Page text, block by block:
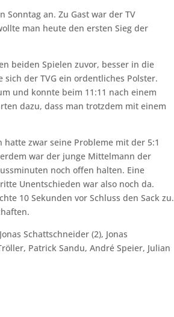
an. Zu Gast war der TV
man heute den ersten Sieg der
beiden Spielen zuvor, besser in die
der TVG ein ordentliches Polster.
und konnte beim 11:11 nach einem
dazu, dass man trotzdem mit einem
zwar seine Probleme mit der 5:1
war der junge Mittelmann der
noch offen halten. Eine
Unentschieden war also noch da.
10 Sekunden vor Schluss den Sack zu.
Schattschneider (2), Jonas
Patrick Sandu, André Speier, Julian